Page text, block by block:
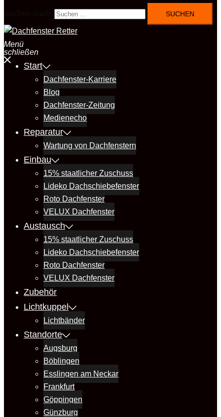
Menü
schließen
Start
Dachfenster-Karriere
Blog
Dachfenster-Zeitung
Medienecho
Reparatur
Wartung von Dachfenstern
Einbau
15% staatlicher Zuschuss
Lideko Dachschiebefenster
Roto Dachfenster
VELUX Dachfenster
Austausch
15% staatlicher Zuschuss
Lideko Dachschiebefenster
Roto Dachfenster
VELUX Dachfenster
Zubehör
Lichtkuppel
Lichtbänder
Standorte
Augsburg
Böblingen
Esslingen am Neckar
Frankfurt
Göppingen
Günzburg